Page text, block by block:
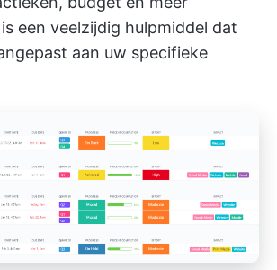
een veelzijdig hulpmiddel dat
aan uw specifieke